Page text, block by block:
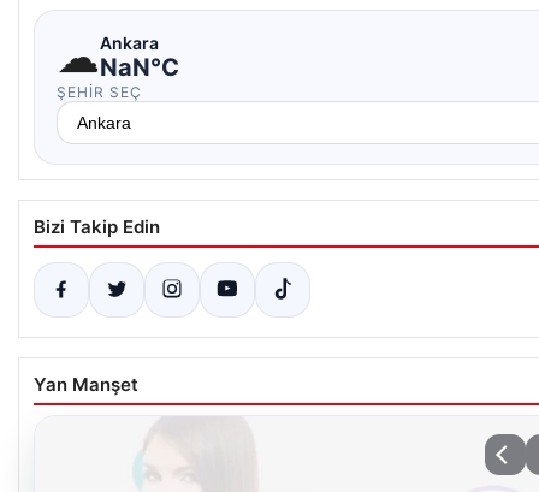
☁Ankara
NaN°C
ŞEHIR SEÇ
Bizi Takip Edin
Yan Manşet